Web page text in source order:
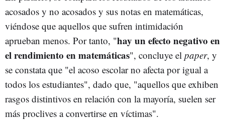
acosados y no acosados y sus notas en matemáticas,
viéndose que aquellos que sufren intimidación
aprueban menos. Por tanto, "hay un efecto negativo en
el rendimiento en matemáticas", concluye el paper, y
se constata que "el acoso escolar no afecta por igual a
todos los estudiantes", dado que, "aquellos que exhiben
rasgos distintivos en relación con la mayoría, suelen ser
más proclives a convertirse en víctimas".